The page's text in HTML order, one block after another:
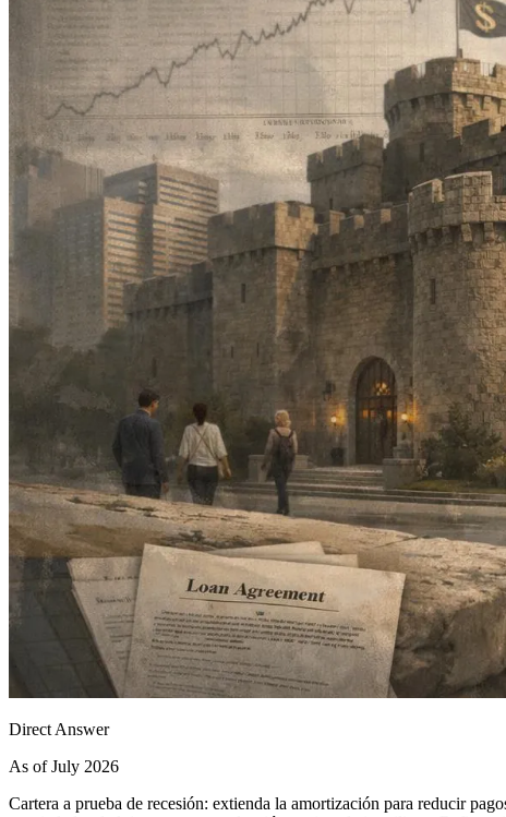
Direct Answer
As of July 2026
Cartera a prueba de recesión: extienda la amortización para reducir